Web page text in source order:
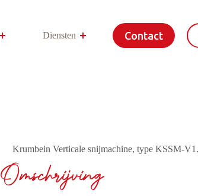
Diensten Meer
Contact
Krumbein Verticale snijmachine, type KSSM-
Omschrijving